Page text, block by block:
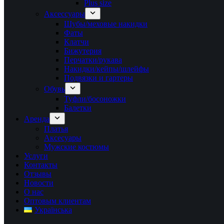
Plus size
Аксессуары
Шубы/меховые накидки
Фаты
Клатчи
Бижутерия
Перчатки/рукава
Накидки/кейпы/шлейфы
Подвязки и гартеры
Обувь
Туфли/босоножки
Балетки
Аренда
Платья
Аксесуары
Мужские костюмы
Услуги
Контакты
Отзывы
Новости
О нас
Оптовым клиентам
Українська